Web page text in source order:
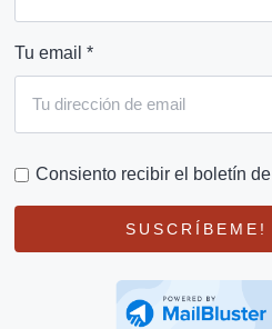
Tu email *
Consiento recibir el boletín
SUSCRÍBEME!